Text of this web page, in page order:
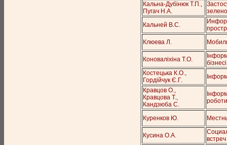
Кальна-Дубінюк Т.П.,
Пугач Н.А.
Кальней В.С.
Клюева Л.
Коноваліхіна Т.О.
бізнесі
Костецька К.О.,
Гордійчук Є.Г.
Кравцов О.,
Кравцова Т.,
Кандзюба С.
Куренков Ю.
Кусина О.А.
встреч